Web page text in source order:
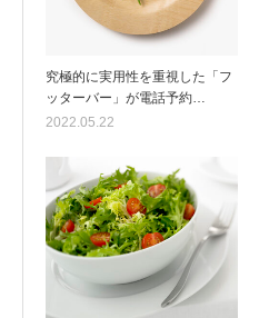
究極的に実用性を重視した「フ
ッターバー」が電話予約…
2022.05.22